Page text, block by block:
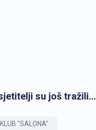
su još tražili...
"SALONA"